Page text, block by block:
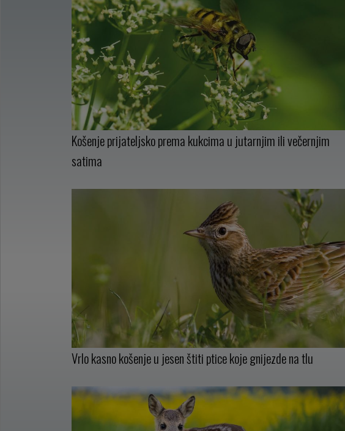
Košenje prijateljsko prema kukcima u jutarnjim ili večernjim
satima
Vrlo kasno košenje u jesen štiti ptice koje gnijezde na tlu